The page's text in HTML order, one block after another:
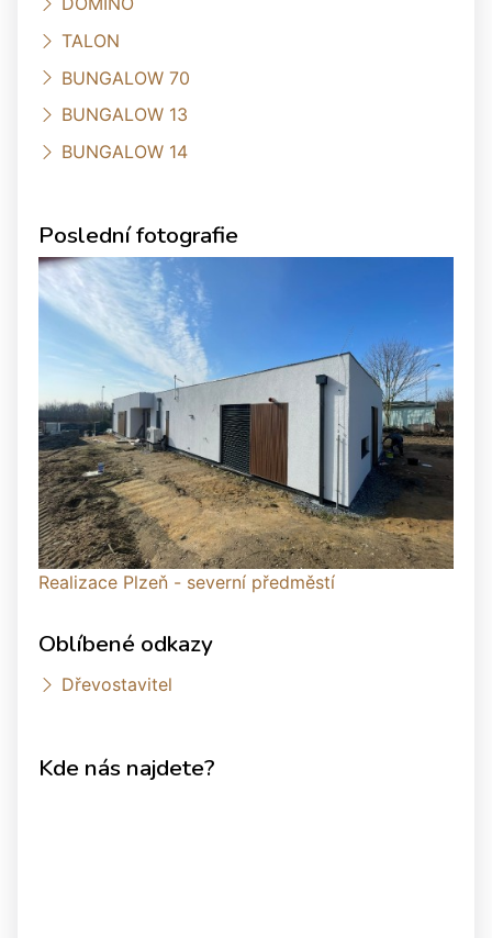
TALON
BUNGALOW 70
BUNGALOW 13
BUNGALOW 14
Poslední fotografie
Realizace Plzeň - severní předměstí
Oblíbené odkazy
Dřevostavitel
Kde nás najdete?